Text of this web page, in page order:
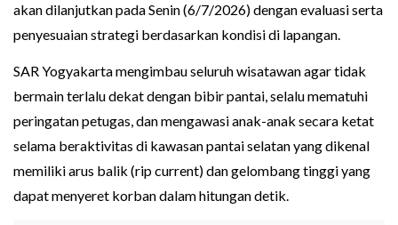
akan dilanjutkan pada Senin (6/7/2026) dengan evaluasi serta
penyesuaian strategi berdasarkan kondisi di lapangan.
SAR Yogyakarta mengimbau seluruh wisatawan agar tidak
bermain terlalu dekat dengan bibir pantai, selalu mematuhi
peringatan petugas, dan mengawasi anak-anak secara ketat
selama beraktivitas di kawasan pantai selatan yang dikenal
memiliki arus balik (rip current) dan gelombang tinggi yang
dapat menyeret korban dalam hitungan detik.